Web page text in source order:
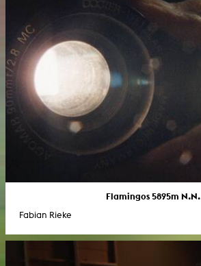
Flamingos 5895m N.N.
Fabian Rieke